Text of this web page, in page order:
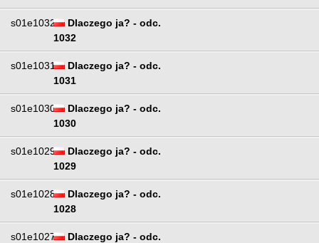
s01e1032
Dlaczego ja? - odc.
1032
s01e1031
Dlaczego ja? - odc.
1031
s01e1030
Dlaczego ja? - odc.
1030
s01e1029
Dlaczego ja? - odc.
1029
s01e1028
Dlaczego ja? - odc.
1028
s01e1027
Dlaczego ja? - odc.